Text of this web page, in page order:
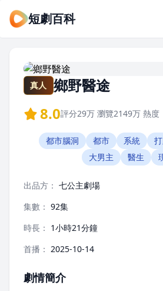
短劇百科
真人
鄉野醫途
8.0評分29万 瀏覽2149万 熱度
都市腦洞 都市 系統
大男主
醫生
出品方： 七公主劇場
集數： 92集
時長： 1小時21分鐘
首播： 2025-10-14
劇情簡介